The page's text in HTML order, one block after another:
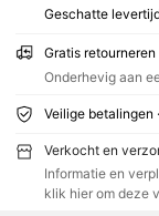
Geschatte
Gratis retourneren
Onderhevig aan
Veilige betalingen
Verkocht en
Informatie en
klik hier om deze